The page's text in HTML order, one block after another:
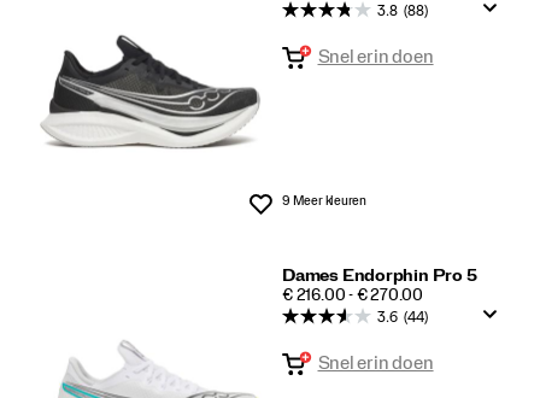
Wenslijst
3.8 (88)
Snel erin doen
9 Meer kleuren
Dames Endorphin Pro 5
PRICE
€ 216.00 - € 270.00
3.6 (44)
Snel erin doen